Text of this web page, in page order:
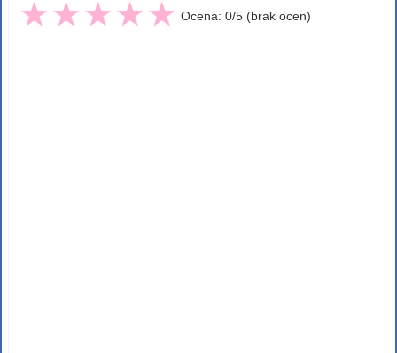
Ocena: 0/5 (brak ocen)